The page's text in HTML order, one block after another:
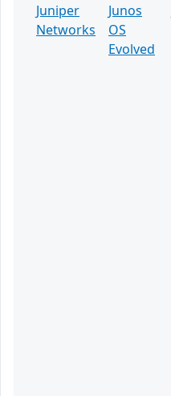
Juniper
Networks
Junos
OS
Evolved